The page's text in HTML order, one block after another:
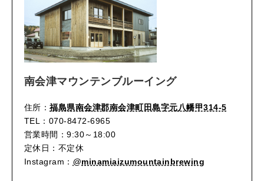
南会津マウンテンブルーイング
住所：福島県南会津郡南会津町田島字元八幡甲314-5
TEL：070-8472-6965
営業時間：9:30～18:00
定休日：不定休
Instagram： @minamiaizumountainbrewing